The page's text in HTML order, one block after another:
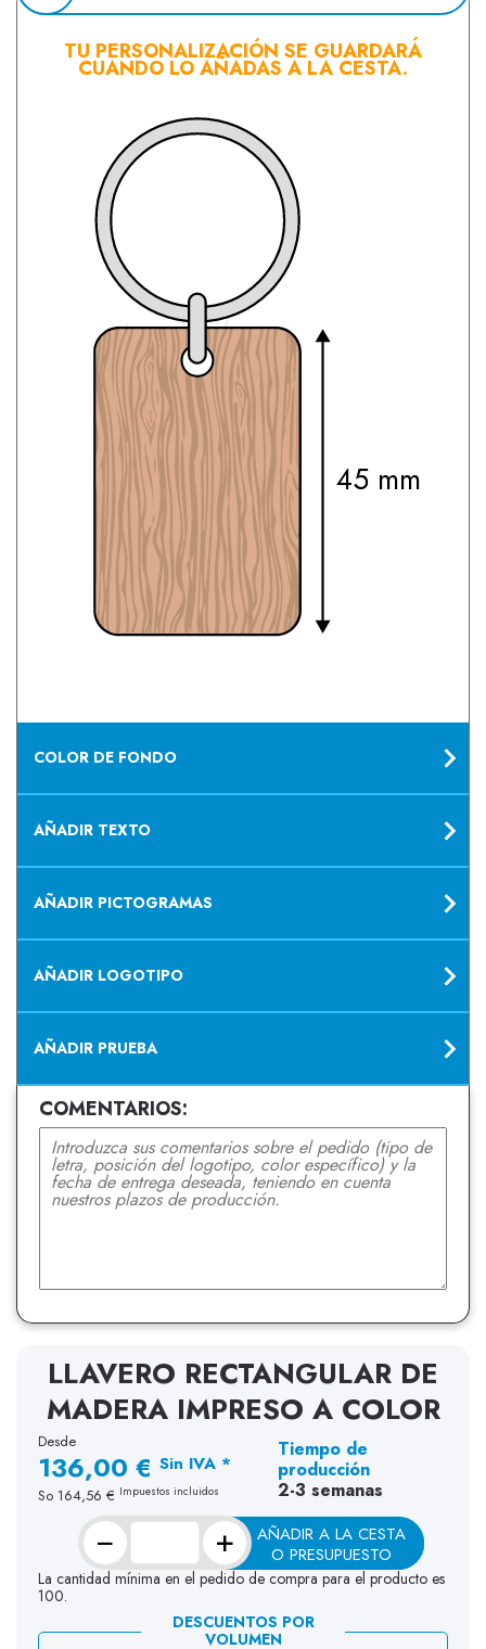
TU PERSONALIZACIÓN SE GUARDARÁ
CUANDO LO AÑADAS A LA CESTA.
45 mm
COLOR DE FONDO
AÑADIR TEXTO
AÑADIR PICTOGRAMAS
AÑADIR LOGOTIPO
AÑADIR PRUEBA
COMENTARIOS:
LLAVERO RECTANGULAR DE
MADERA IMPRESO A COLOR
Desde
136,00 € Sin IVA *
So 164,56 € Impuestos incluidos
Tiempo de
producción
2-3 semanas
− +
AÑADIR A LA CESTA
O PRESUPUESTO
La cantidad mínima en el pedido de compra para el producto es
100.
DESCUENTOS POR
VOLUMEN